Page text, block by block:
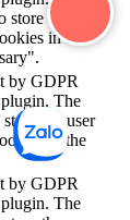
the user
in the
by GDPR
The
the user
in the
by GDPR
The